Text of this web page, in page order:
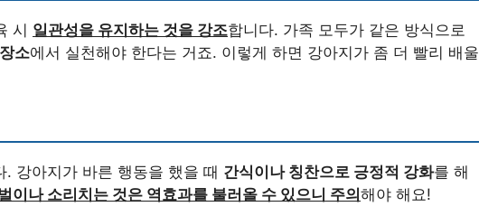
시 일관성을 유지하는 것을 강조합니다. 가족 모두가 같은 방식으로
소에서 실천해야 한다는 거죠. 이렇게 하면 강아지가 좀 더 빨리 배울
. 강아지가 바른 행동을 했을 때 간식이나 칭찬으로 긍정적 강화를 해
이나 소리치는 것은 역효과를 불러올 수 있으니 주의 해야 해요!